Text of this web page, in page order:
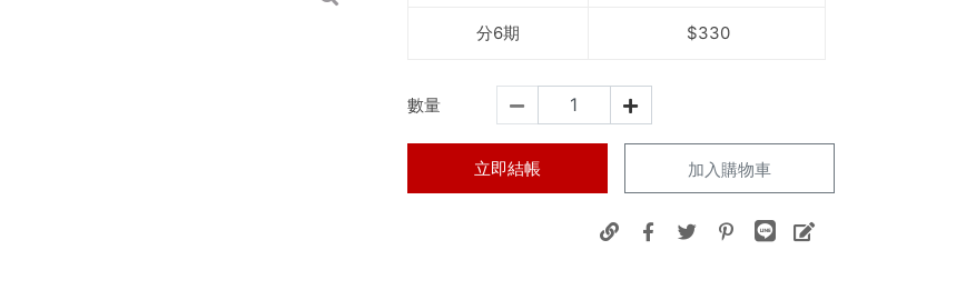
分6期 $330
數量
立即結帳 加入購物車